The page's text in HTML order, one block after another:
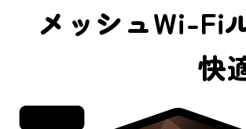
メッシュWi-Fi
快